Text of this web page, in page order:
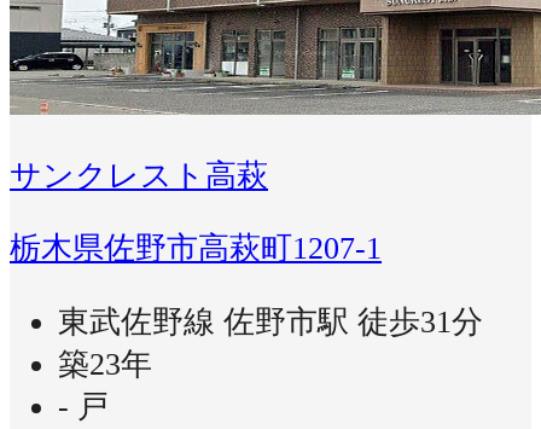
サンクレスト高萩
栃木県佐野市高萩町1207-1
東武佐野線 佐野市駅 徒歩31分
築23年
- 戸